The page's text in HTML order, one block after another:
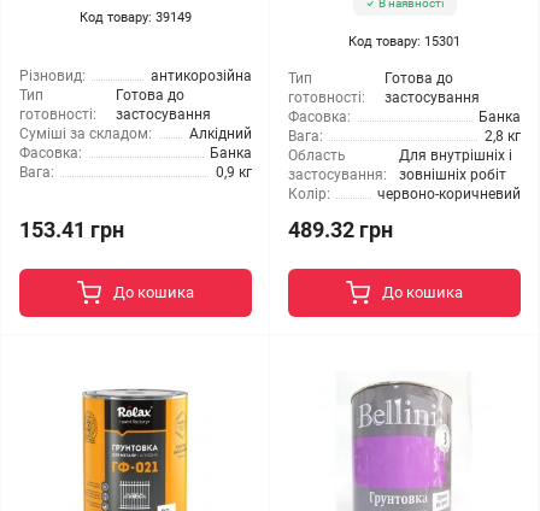
Код товару: 39149
Різновид:
антикорозійна
Тип
готовності:
Готова до
застосування
Суміші за складом:
Алкідний
Фасовка:
Банка
Вага:
0,9 кг
153.41 грн
До кошика
В наявності
Код товару: 15301
Тип
готовності:
Готова до
застосування
Фасовка:
Банка
Вага:
2,8 кг
Область
застосування:
Для внутрішніх і
зовнішніх робіт
Колір:
червоно-коричневий
489.32 грн
До кошика